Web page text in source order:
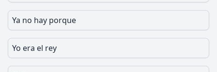
Ya no hay porque
Yo era el rey